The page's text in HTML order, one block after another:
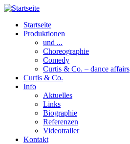
Direkt
Inhalt
Hauptnavigation
Startseite
Produktionen
und ...
Choreographie
Comedy
Curtis & Co. – dance affairs
Curtis & Co.
Info
Aktuelles
Links
Biographie
Referenzen
Videotrailer
Kontakt